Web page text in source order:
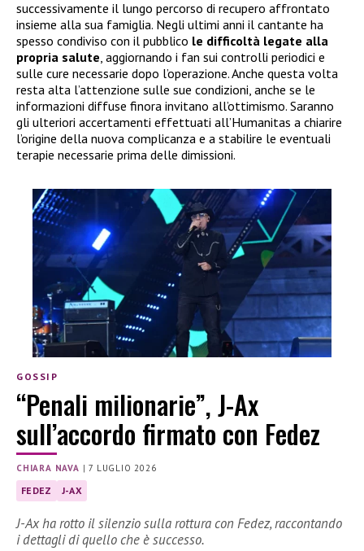
successivamente il lungo percorso di recupero affrontato
insieme alla sua famiglia. Negli ultimi anni il cantante ha
spesso condiviso con il pubblico le difficoltà legate alla
propria salute , aggiornando i fan sui controlli periodici e
sulle cure necessarie dopo l’operazione. Anche questa volta
resta alta l’attenzione sulle sue condizioni, anche se le
informazioni diffuse finora invitano all’ottimismo. Saranno
gli ulteriori accertamenti effettuati all’Humanitas a chiarire
l’origine della nuova complicanza e a stabilire le eventuali
terapie necessarie prima delle dimissioni.
GOSSIP
“Penali milionarie”, J-Ax
sull’accordo firmato con Fedez
CHIARA NAVA |7 LUGLIO 2026
FEDEZ J-AX
J-Ax ha rotto il silenzio sulla rottura con Fedez, raccontando
i dettagli di quello che è successo.